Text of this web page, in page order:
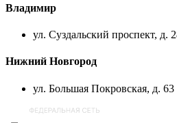
Владимир
ул. Суздальский проспект, д.
Нижний Новгород
ул. Большая Покровская, д.